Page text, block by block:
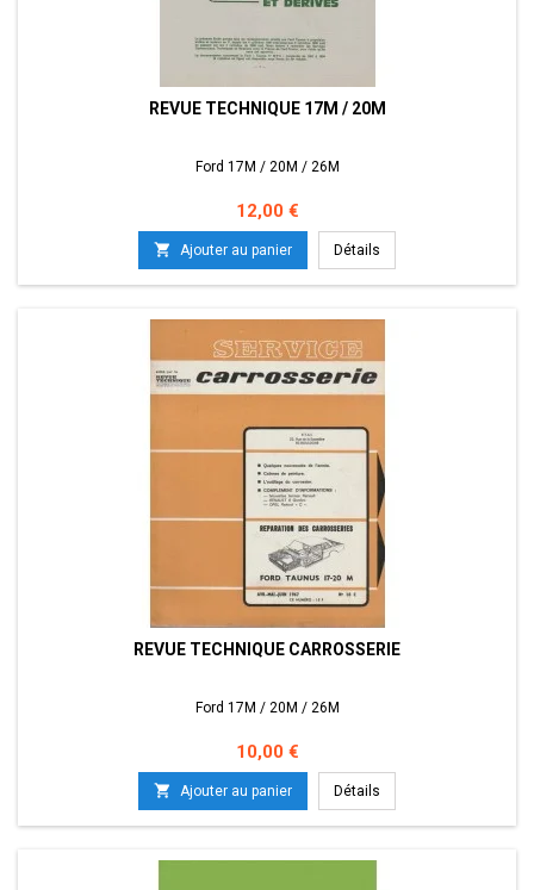
REVUE TECHNIQUE 17M / 20M
Ford 17M / 20M / 26M
Prix
12,00 €
 Ajouter au panier Détails
REVUE TECHNIQUE CARROSSERIE
Ford 17M / 20M / 26M
Prix
10,00 €
 Ajouter au panier Détails